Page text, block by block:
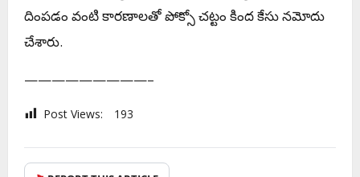
దింపడం వంటి కారణాలతో పోక్సో చట్టం కింద కేసు నమోదు
చేశారు.
—————————–
Post Views: 193